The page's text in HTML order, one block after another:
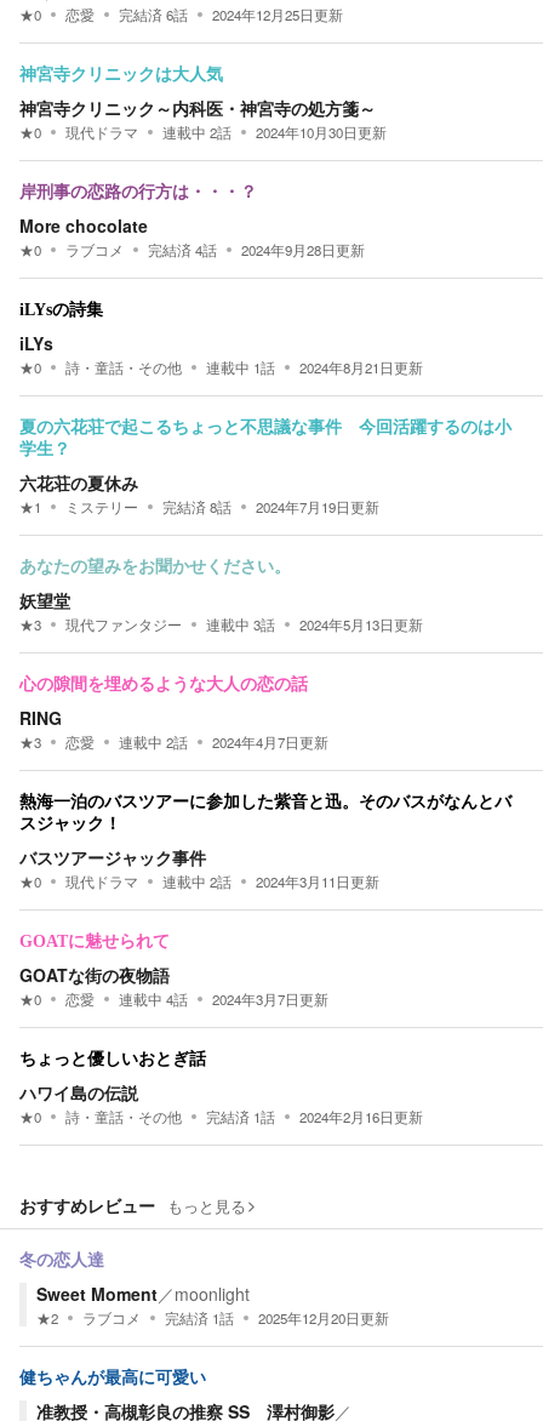
★0 恋愛 完結済6話 2024年12月25日更新
神宮寺クリニックは大人気
神宮寺クリニック～内科医・神宮寺の処方箋～
★0 現代ドラマ 連載中 2話 2024年10月30日更新
岸刑事の恋路の行方は・・・？
More chocolate
★0 ラブコメ 完結済4話 2024年9月28日更新
iLYsの詩集
iLYs
★0 詩・童話・その他 連載中 1話 2024年8月21日更新
夏の六花荘で起こるちょっと不思議な事件 今回活躍するのは小
学生？
六花荘の夏休み
★1 ミステリー 完結済8話 2024年7月19日更新
あなたの望みをお聞かせください。
妖望堂
★3 現代ファンタジー 連載中 3話 2024年5月13日更新
心の隙間を埋めるような大人の恋の話
RING
★3 恋愛 連載中 2話 2024年4月7日更新
熱海一泊のバスツアーに参加した紫音と迅。そのバスがなんとバ
スジャック！
バスツアージャック事件
★0 現代ドラマ 連載中 2話 2024年3月11日更新
GOATに魅せられて
GOATな街の夜物語
★0 恋愛 連載中 4話 2024年3月7日更新
ちょっと優しいおとぎ話
ハワイ島の伝説
★0 詩・童話・その他 完結済 1話 2024年2月16日更新
おすすめレビュー もっと見る
冬の恋人達
Sweet Moment／moonlight
★2 ラブコメ 完結済 1話 2025年12月20日更新
健ちゃんが最高に可愛い
准教授・高槻彰良の推察 SS 澤村御影／